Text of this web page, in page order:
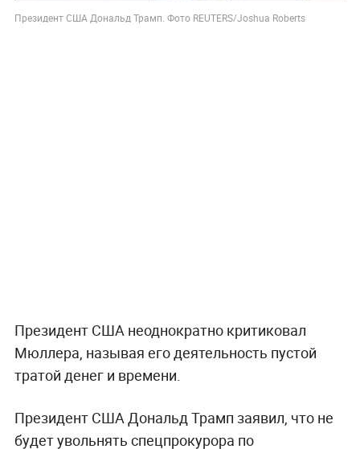
Президент США Дональд Трамп. Фото REUTERS/Joshua Roberts
Президент США неоднократно критиковал
Мюллера, называя его деятельность пустой
тратой денег и времени.
Президент США Дональд Трамп заявил, что не
будет увольнять спецпрокурора по